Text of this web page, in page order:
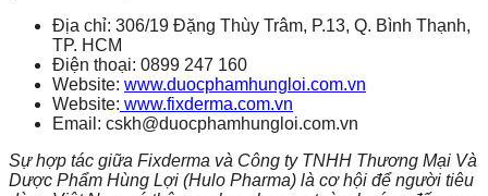
Địa chỉ: 306/19 Đặng Thùy Trâm, P.13, Q. Bình Thạnh,
TP. HCM
Điện thoại: 0899 247 160
Website: www.duocphamhungloi.com.vn
Website: www.fixderma.com.vn
Email: cskh@duocphamhungloi.com.vn
Sự hợp tác giữa Fixderma và Công ty TNHH Thương Mại Và
Dược Phẩm Hùng Lợi (Hulo Pharma) là cơ hội để người tiêu